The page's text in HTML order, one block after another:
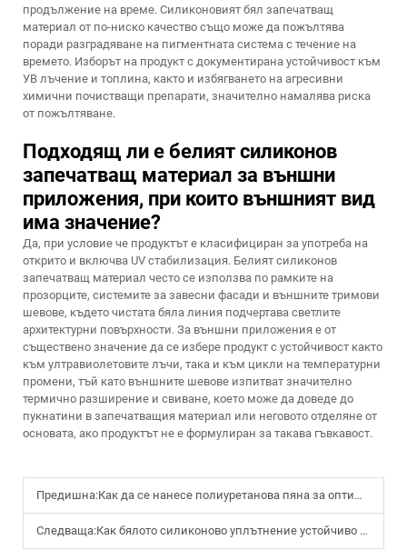
продължение на време. Силиконовият бял запечатващ
материал от по-ниско качество също може да пожълтява
поради разградяване на пигментната система с течение на
времето. Изборът на продукт с документирана устойчивост към
УВ лъчение и топлина, както и избягването на агресивни
химични почистващи препарати, значително намалява риска
от пожълтяване.
Подходящ ли е белият силиконов
запечатващ материал за външни
приложения, при които външният вид
има значение?
Да, при условие че продуктът е класифициран за употреба на
открито и включва UV стабилизация. Белият силиконов
запечатващ материал често се използва по рамките на
прозорците, системите за завесни фасади и външните тримови
шевове, където чистата бяла линия подчертава светлите
архитектурни повърхности. За външни приложения е от
съществено значение да се избере продукт с устойчивост както
към ултравиолетовите лъчи, така и към цикли на температурни
промени, тъй като външните шевове изпитват значително
термично разширение и свиване, което може да доведе до
пукнатини в запечатващия материал или неговото отделяне от
основата, ако продуктът не е формулиран за такава гъвкавост.
Предишна:Как да се нанесе полиуретанова пяна за оптимално разширение и адхезия?
Следваща:Как бялото силиконово уплътнение устойчиво на остаряване и околната среда?